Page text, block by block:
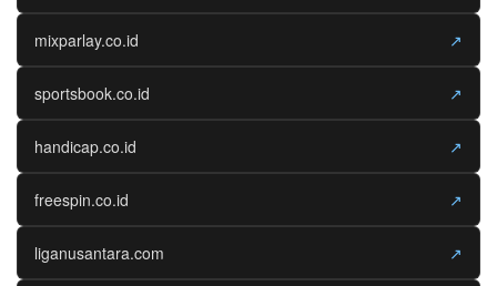
mixparlay.co.id ↗
sportsbook.co.id ↗
handicap.co.id ↗
freespin.co.id ↗
liganusantara.com ↗